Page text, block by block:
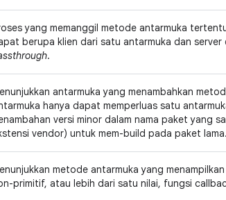
yang memanggil metode antarmuka
berupa klien dari satu antarmuka dan server
.
antarmuka yang menambahkan
hanya dapat memperluas satu
versi minor dalam nama paket yang
vendor) untuk mem-build pada paket lama.
metode antarmuka yang
primitif, atau lebih dari satu nilai, fungsi